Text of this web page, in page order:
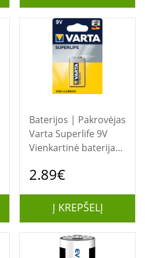
Baterijos | Pakrovėjas
Varta Superlife 9V
Vienkartinė baterija
2.89€
Į KREPŠELĮ